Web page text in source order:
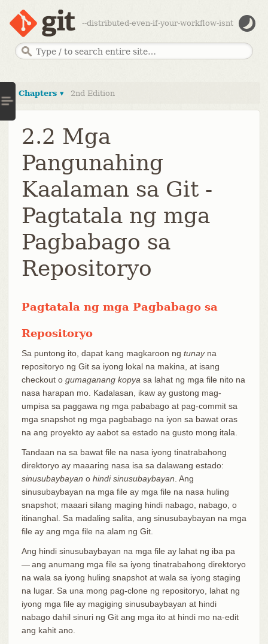
--distributed-even-if-your-workflow-isnt
Chapters ▾ 2nd Edition
2.2 Mga
Pangunahing
Kaalaman sa Git -
Pagtatala ng mga
Pagbabago sa
Repositoryo
Pagtatala ng mga Pagbabago sa
Repositoryo
Sa puntong ito, dapat kang magkaroon ng tunayna
repositoryo ng Git sa iyong lokal na makina, at isang
checkout o gumaganang kopya sa lahat ng mga file nito na
nasa harapan mo. Kadalasan, ikaw ay gustong mag-
umpisa sa paggawa ng mga pababago at pag-commit sa
mga snapshot ng mga pagbabago na iyon sa bawat oras
na ang proyekto ay aabot sa estado na gusto mong itala.
Tandaan na sa bawat file na nasa iyong tinatrabahong
direktoryo ay maaaring nasa isa sa dalawang estado:
sinusubaybayan o hindi sinusubaybayan . Ang
sinusubaybayan na mga file ay mga file na nasa huling
snapshot; maaari silang maging hindi nabago, nabago, o
itinanghal. Sa madaling salita, ang sinusubaybayan na mga
file ay ang mga file na alam ng Git.
Ang hindi sinusubaybayan na mga file ay lahat ng iba pa
— ang anumang mga file sa iyong tinatrabahong direktoryo
na wala sa iyong huling snapshot at wala sa iyong staging
na lugar. Sa una mong pag-clone ng repositoryo, lahat ng
iyong mga file ay magiging sinusubaybayan at hindi
nabago dahil sinuri ng Git ang mga ito at hindi mo na-edit
ang kahit ano.